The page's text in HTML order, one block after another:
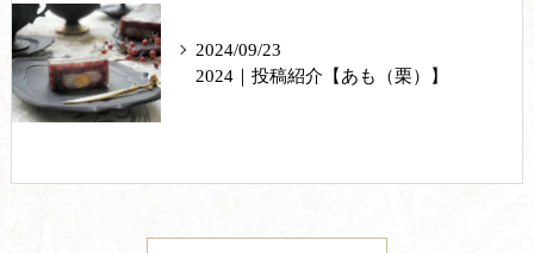
2024/09/23
2024｜投稿紹介【あも（栗）】